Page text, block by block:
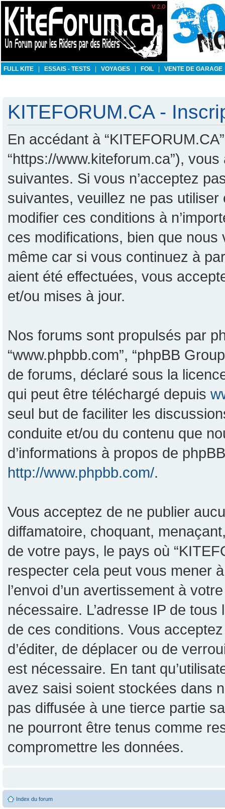
FULL KITE ESSAIS - TESTS VOYAGES FOIL VENTE DE GARAGE
KITEFORUM.CA -
En accédant à
“https://www.kiteforum.ca”),
suivantes. Si vous n’acceptez
suivantes, veuillez ne pas
modifier ces conditions à
ces modifications, bien que
même car si vous continuez à
aient été effectuées, vous
et/ou mises à jour.
Nos forums sont propulsés par
“www.phpbb.com”, “phpBB
de forums, déclaré sous la
qui peut être téléchargé depuis
seul but de faciliter les
conduite et/ou du contenu que
d’informations à propos de
http://www.phpbb.com/.
Vous acceptez de ne publier
diffamatoire, choquant,
de votre pays, le pays où
respecter cela peut vous mener
l’envoi d’un avertissement à
nécessaire. L’adresse IP de
de ces conditions. Vous
d’éditer, de déplacer ou de
est nécessaire. En tant
avez saisi soient stockées dans
pas diffusée à une tierce partie
ne pourront être tenus comme
compromettre les données.
Index du forum